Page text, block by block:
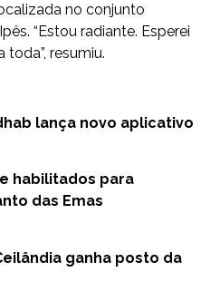
no conjunto
“Estou radiante. Esperei
resumiu.
lança novo aplicativo
habilitados para
das Emas
ganha posto da